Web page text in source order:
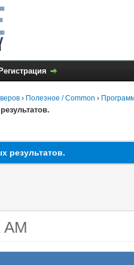
Регистрация
› Полезное / Common ›
результатов.
AM